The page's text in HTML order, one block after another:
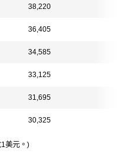
38,220
36,405
34,585
33,125
31,695
30,325
美元。)